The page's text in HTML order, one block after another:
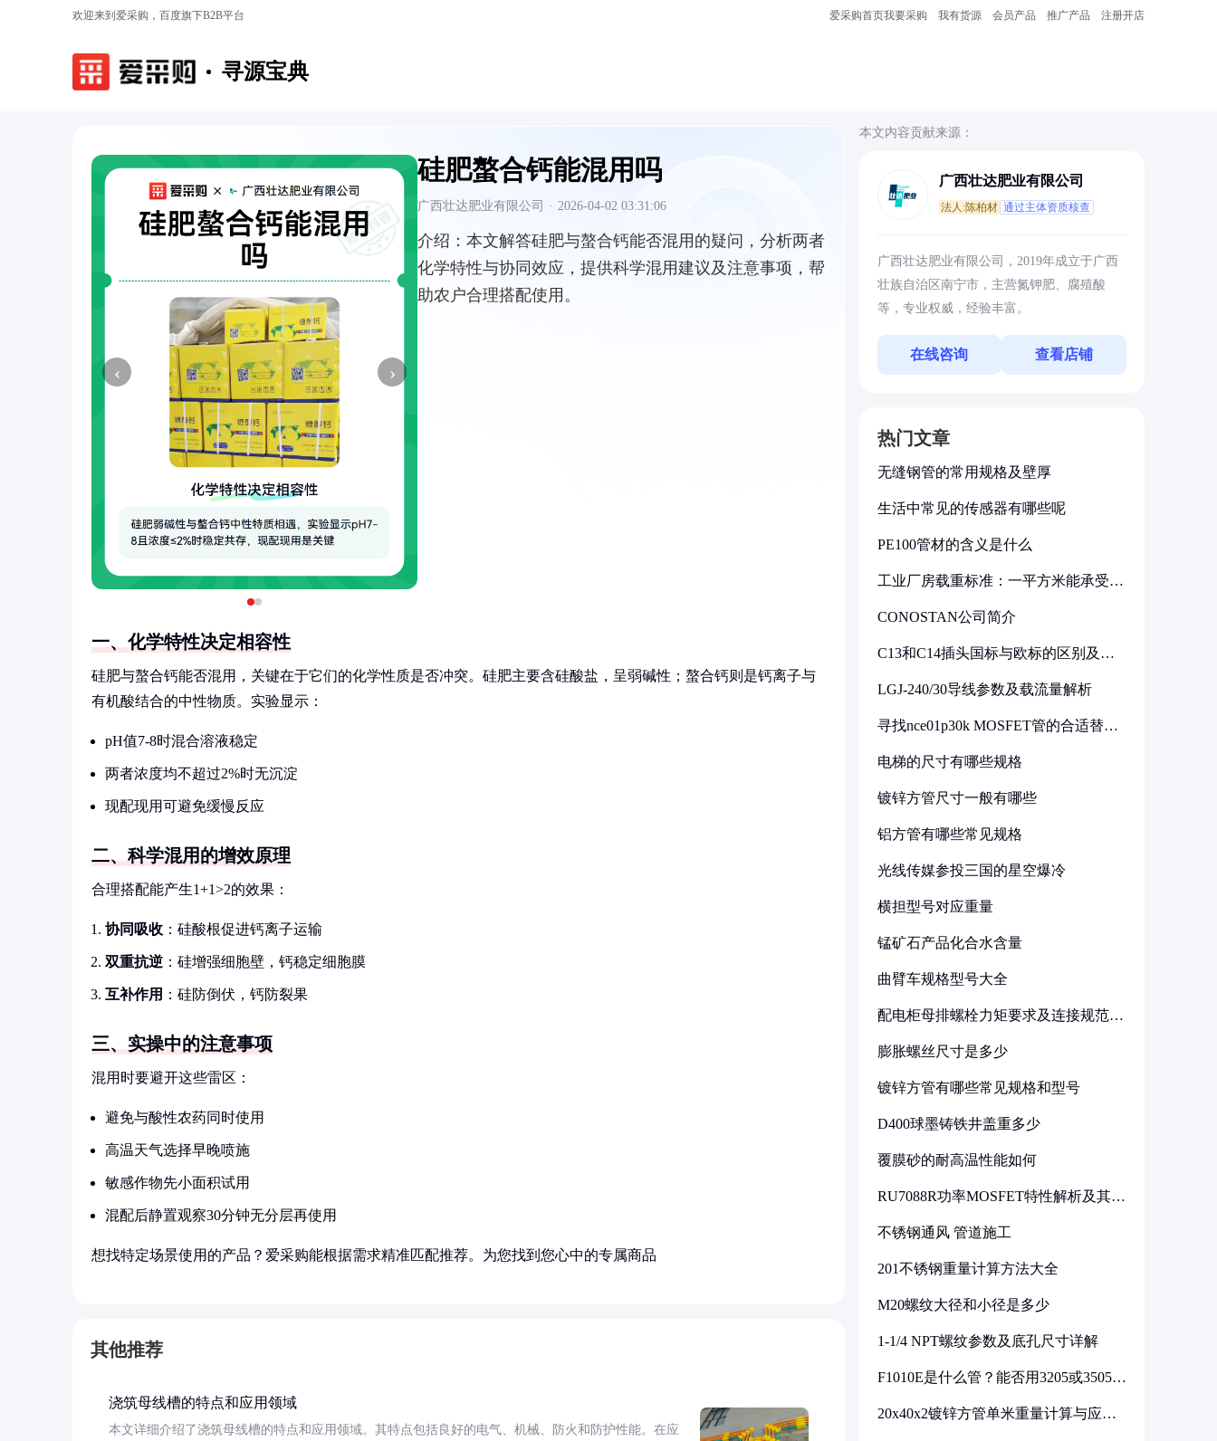
欢迎来到爱采购，百度旗下B2B平台 爱采购首页我要采购 我有货源 会员产品 推广产品 注册开店
寻源宝典
‹ ›
硅肥螯合钙能混用吗
广西壮达肥业有限公司 · 2026-04-02 03:31:06
介绍： 本文解答硅肥与螯合钙能否混用的疑问，分析两者
化学特性与协同效应，提供科学混用建议及注意事项，帮
助农户合理搭配使用。
一、化学特性决定相容性
硅肥与螯合钙能否混用，关键在于它们的化学性质是否冲突。硅肥主要含硅酸盐，呈弱碱性；螯合钙则是钙离子与
有机酸结合的中性物质。实验显示：
pH值7-8时混合溶液稳定
两者浓度均不超过2%时无沉淀
现配现用可避免缓慢反应
二、科学混用的增效原理
合理搭配能产生1+1>2的效果：
协同吸收 ：硅酸根促进钙离子运输
双重抗逆 ：硅增强细胞壁，钙稳定细胞膜
互补作用 ：硅防倒伏，钙防裂果
三、实操中的注意事项
混用时要避开这些雷区：
避免与酸性农药同时使用
高温天气选择早晚喷施
敏感作物先小面积试用
混配后静置观察30分钟无分层再使用
想找特定场景使用的产品？爱采购能根据需求精准匹配推荐。为您找到您心中的专属商品
其他推荐
浇筑母线槽的特点和应用领域
本文详细介绍了浇筑母线槽的特点和应用领域。其特点包括良好的电气、机械、防火和防护性能。在应
本文内容贡献来源：
广西壮达肥业有限公司
法人:陈柏材 通过主体资质核查
广西壮达肥业有限公司，2019年成立于广西
壮族自治区南宁市，主营氮钾肥、腐殖酸
等，专业权威，经验丰富。
在线咨询 查看店铺
热门文章
无缝钢管的常用规格及壁厚
生活中常见的传感器有哪些呢
PE100管材的含义是什么
工业厂房载重标准：一平方米能承受多
CONOSTAN公司简介
C13和C14插头国标与欧标的区别及其
LGJ-240/30导线参数及载流量解析
寻找nce01p30k MOSFET管的合适替代
电梯的尺寸有哪些规格
镀锌方管尺寸一般有哪些
铝方管有哪些常见规格
光线传媒参投三国的星空爆冷
横担型号对应重量
锰矿石产品化合水含量
曲臂车规格型号大全
配电柜母排螺栓力矩要求及连接规范详
膨胀螺丝尺寸是多少
镀锌方管有哪些常见规格和型号
D400球墨铸铁井盖重多少
覆膜砂的耐高温性能如何
RU7088R功率MOSFET特性解析及其在
不锈钢通风 管道施工
201不锈钢重量计算方法大全
M20螺纹大径和小径是多少
1-1/4 NPT螺纹参数及底孔尺寸详解
F1010E是什么管？能否用3205或3505代
20x40x2镀锌方管单米重量计算与应用